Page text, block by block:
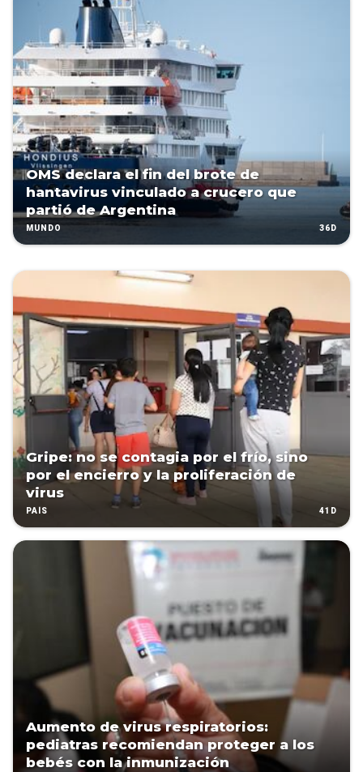
OMS declara el fin del brote de
hantavirus vinculado a crucero que
partió de Argentina
MUNDO 36D
Gripe: no se contagia por el frío, sino
por el encierro y la proliferación de
virus
PAÍS 41D
Aumento de virus respiratorios:
pediatras recomiendan proteger a los
bebés con la inmunización